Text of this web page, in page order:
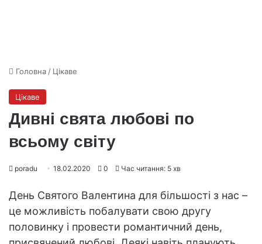
Головна / Цікаве
Цікаве
Дивні свята любові по
всьому світу
poradu 18.02.2020 0 Час читання: 5 хв
День Святого Валентина для більшості з нас –
це можливість побалувати свою другу
половинку і провести романтичний день,